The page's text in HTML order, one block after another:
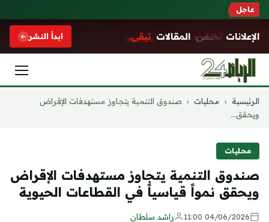
عاجل
الإعلانات تختفي. المقالات تبقى. ابدأ النشر
التجاوز
الرئيسية › محليات › صندوق التنمية يتجاوز مستهدفات الإقراض
ويحقق...
محليات
صندوق التنمية يتجاوز مستهدفات الإقراض
ويحقق نمواً قياسياً في القطاعات الحيوية
04/06/2026 11:00 راشد سلطان